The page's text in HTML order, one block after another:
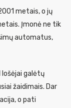
metais, o jų
Įmonė ne tik
automatus,
lošėjai galėtų
žaidimais. Dar
o pati